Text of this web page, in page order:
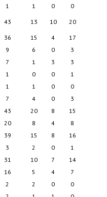
1 1 0 0
43 13 10 20
36 15 4 17
9 6 0 3
7 1 3 3
1 0 0 1
1 1 0 0
7 4 0 3
43 20 8 15
20 8 4 8
39 15 8 16
3 2 0 1
31 10 7 14
16 5 4 7
2 2 0 0